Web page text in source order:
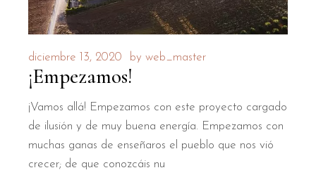
diciembre 13, 2020 by web_master
¡Empezamos!
¡Vamos allá! Empezamos con este proyecto cargado
de ilusión y de muy buena energía. Empezamos con
muchas ganas de enseñaros el pueblo que nos vió
crecer; de que conozcáis nu